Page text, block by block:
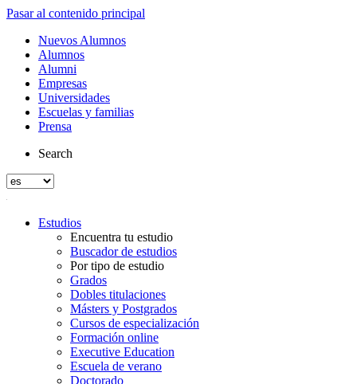
Pasar al contenido principal
Nuevos Alumnos
Alumnos
Alumni
Empresas
Universidades
Escuelas y familias
Prensa
Search
Estudios
Encuentra tu estudio
Buscador de estudios
Por tipo de estudio
Grados
Dobles titulaciones
Másters y Postgrados
Cursos de especialización
Formación online
Executive Education
Escuela de verano
Doctorado